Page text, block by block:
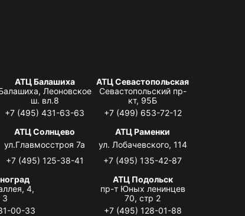
АТЦ Балашиха
Леоновское
ш. вл.8
+7 (495) 431-63-63
АТЦ Севастопольская
Севастопольский пр-
кт, 95Б
+7 (499) 653-72-12
АТЦ Солнцево
ул.Главмосстроя 7а
+7 (495) 125-38-41
АТЦ Раменки
ул. Лобачевского, 114
+7 (495) 135-42-87
4,
3
00-33
АТЦ Подольск
пр-т Юных ленинцев
70, стр 2
+7 (495) 128-01-88